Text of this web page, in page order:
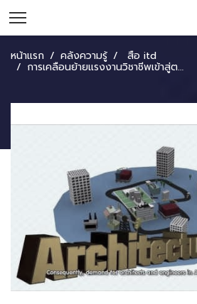
หน้าแรก คลังความรู้ สื่อ itd
การเคลื่อนย้ายแรงงานวิชาชีพเข้าสู่ตลาดแรงงานตามมาตรฐานอาเซียน : กรณีศึกษาสถาปัตยกรรม